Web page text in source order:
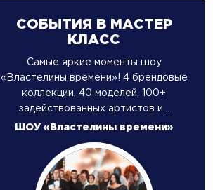
СОБЫТИЯ В МАСТЕР
КЛАСС
Самые яркие моменты шоу
«Властелины времени»! 4 брендовые
коллекции, 40 моделей, 100+
задействованных артистов и...
ШОУ «Властелины времени»